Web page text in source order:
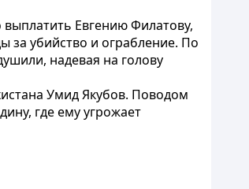
выплатить Евгению Филатову,
за убийство и ограбление. По
надевая на голову
Умид Якубов. Поводом
где ему угрожает